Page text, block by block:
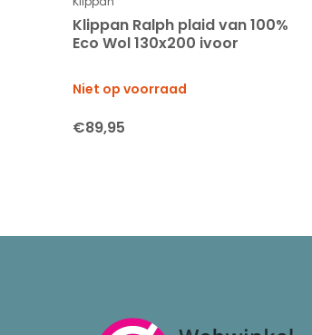
Klippan Ralph plaid van 100%
Eco Wol 130x200 ivoor
Niet op voorraad
€89,95